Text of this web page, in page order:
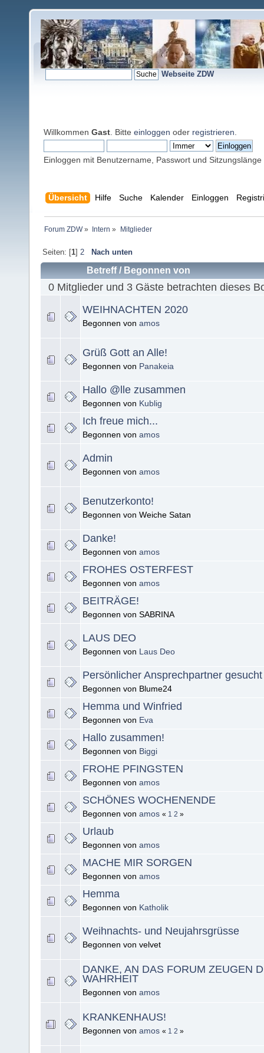
Webseite ZDW
Willkommen Gast . Bitte einloggen oder registrieren
Einloggen mit Benutzername, Passwort und Sitzungslänge
Übersicht Hilfe Suche Kalender Einloggen
Forum ZDW» Intern » Mitglieder
Seiten: [1] 2 Nach unten
Betreff/ Begonnen von
0 Mitglieder und 3 Gäste betrachten dieses
WEIHNACHTEN 2020
Begonnen von amos
Grüß Gott an Alle!
Begonnen von Panakeia
Hallo @lle zusammen
Begonnen von Kublig
Ich freue mich...
Begonnen von amos
Admin
Begonnen von amos
Benutzerkonto!
Begonnen von Weiche Satan
Danke!
Begonnen von amos
FROHES OSTERFEST
Begonnen von amos
BEITRÄGE!
Begonnen von SABRINA
LAUS DEO
Begonnen von Laus Deo
Persönlicher Ansprechpartner gesucht
Begonnen von Blume24
Hemma und Winfried
Begonnen von Eva
Hallo zusammen!
Begonnen von Biggi
FROHE PFINGSTEN
Begonnen von amos
SCHÖNES WOCHENENDE
Begonnen von amos « 1 2 »
Urlaub
Begonnen von amos
MACHE MIR SORGEN
Begonnen von amos
Hemma
Begonnen von Katholik
Weihnachts- und Neujahrsgrüsse
Begonnen von velvet
DANKE, AN DAS FORUM ZEUGEN
WAHRHEIT
Begonnen von amos
KRANKENHAUS!
Begonnen von amos « 1 2 »